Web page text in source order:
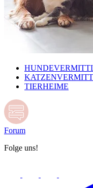
TIERHEIME
Forum
Folge uns!